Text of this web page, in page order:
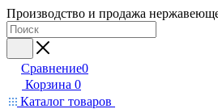
Производство и продажа
Сравнение0
Корзина 0
Каталог товаров